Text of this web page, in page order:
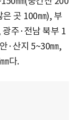
곳 100㎜), 부
주·전남 북부 1
·산지 5~30㎜,
다.